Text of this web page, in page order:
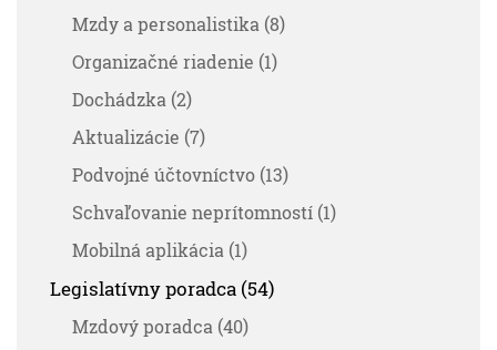
Mzdy a personalistika (8)
Organizačné riadenie (1)
Dochádzka (2)
Aktualizácie (7)
Podvojné účtovníctvo (13)
Schvaľovanie neprítomností (1)
Mobilná aplikácia (1)
Legislatívny poradca (54)
Mzdový poradca (40)